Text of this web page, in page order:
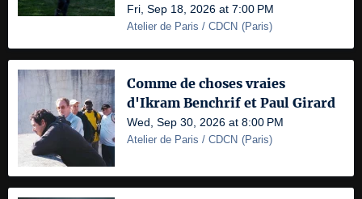
Fri, Sep 18, 2026 at 7:00 PM
Atelier de Paris / CDCN (Paris)
Comme de choses vraies
d'Ikram Benchrif et Paul Girard
Wed, Sep 30, 2026 at 8:00 PM
Atelier de Paris / CDCN (Paris)